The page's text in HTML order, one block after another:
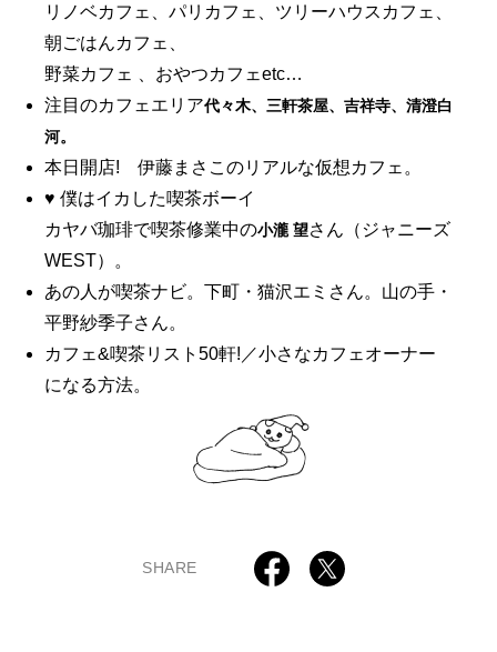
リノベカフェ、パリカフェ、ツリーハウスカフェ、
朝ごはんカフェ、
野菜カフェ 、おやつカフェetc…
注目のカフェエリア代々木、三軒茶屋、吉祥寺、清澄白
河。
本日開店! 伊藤まさこのリアルな仮想カフェ。
♥ 僕はイカした喫茶ボーイ
カヤバ珈琲で喫茶修業中の小瀧 望さん（ジャニーズ
WEST）。
あの人が喫茶ナビ。下町・猫沢エミさん。山の手・
平野紗季子さん。
カフェ&喫茶リスト50軒!／小さなカフェオーナー
になる方法。
SHARE